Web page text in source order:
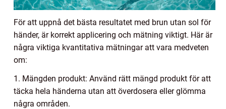
För att uppnå det bästa resultatet med brun utan sol för
händer, är korrekt applicering och mätning viktigt. Här är
några viktiga kvantitativa mätningar att vara medveten
om:
1. Mängden produkt: Använd rätt mängd produkt för att
täcka hela händerna utan att överdosera eller glömma
några områden.